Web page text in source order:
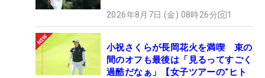
2026年8月7日 (金) 08時26分 1
小祝さくらが長岡花火を満喫 束の
間のオフも最後は「見るってすごく
過酷だなぁ」【女子ツアーの“ヒト